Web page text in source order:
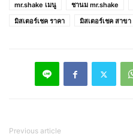
mr.shake เมนู
ชานม mr.shake
มิสเตอร์เชค ราคา
มิสเตอร์เชค สาขา
Previous article